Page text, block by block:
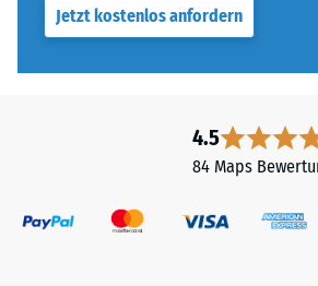
Jetzt kostenlos anfordern
4.5
84 Maps